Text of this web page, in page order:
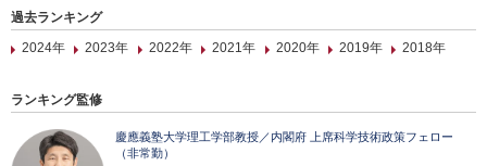
過去ランキング
2024年
2023年 2022年 2021年 2020年 2019年 2018年
ランキング監修
慶應義塾大学理工学部教授／内閣府 上席科学技術政策フェロー
（非常勤）